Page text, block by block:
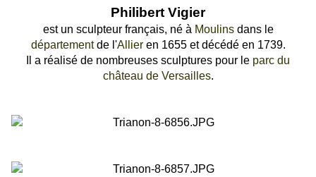
Philibert Vigier
est un sculpteur français, né à Moulins dans le
départementde l'Allieren 1655 et décédé en 1739.
Il a réalisé de nombreuses sculptures pour le parc du
château de Versailles.